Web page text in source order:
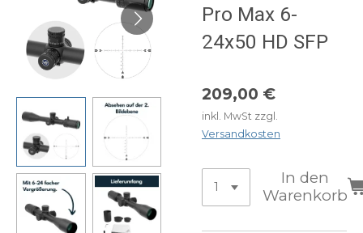
Pro Max 6-
24x50 HD SFP
209,00 €
inkl. MwSt zzgl.
Versandkosten
In den
Warenkorb